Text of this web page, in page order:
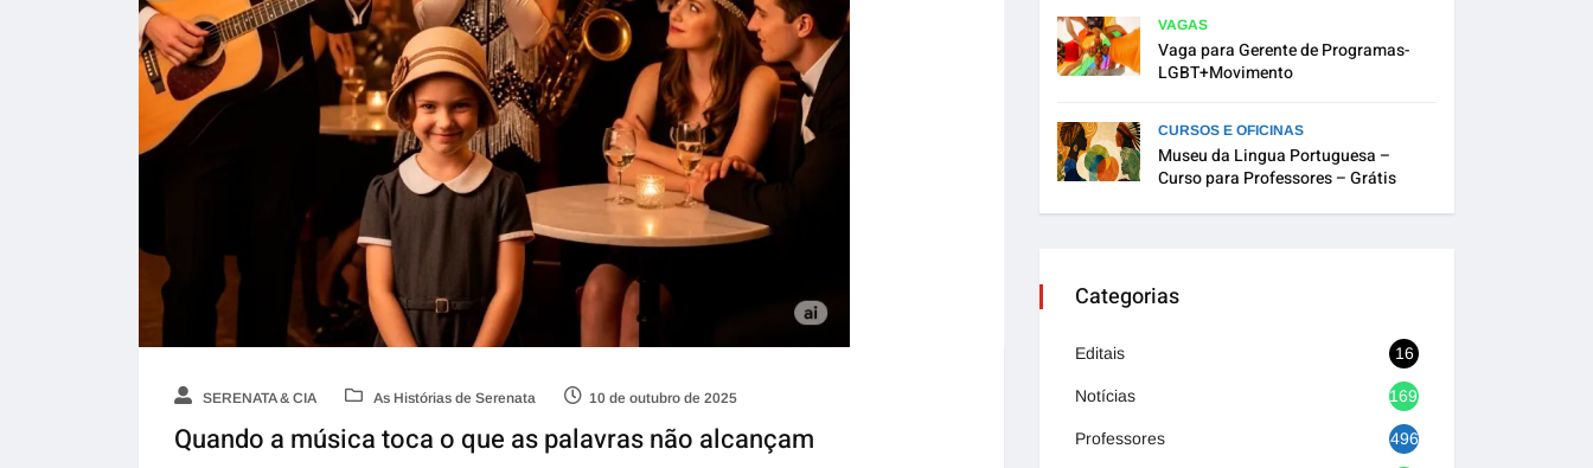
SERENATA & CIA As Histórias de Serenata 10 de outubro de 2025
Quando a música toca o que as palavras não alcançam
VAGAS
Vaga para Gerente de Programas-
LGBT+Movimento
CURSOS E OFICINAS
Museu da Lingua Portuguesa –
Curso para Professores – Grátis
Categorias
Editais 16
Notícias 1692
Professores 496